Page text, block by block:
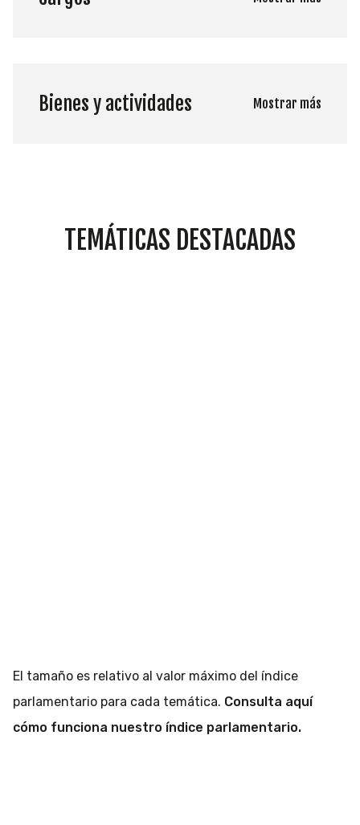
Bienes y actividades Mostrar más
TEMÁTICAS DESTACADAS
El tamaño es relativo al valor máximo del índice
parlamentario para cada temática. Consulta aquí
cómo funciona nuestro índice parlamentario.